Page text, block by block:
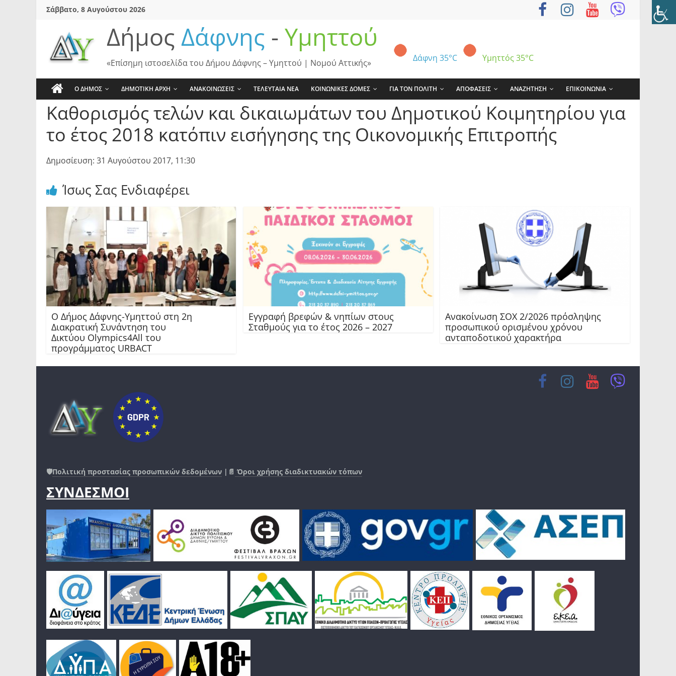
SkipΣάββατο, 8 Αυγούστου 2026
Δήμος Δάφνης - Υμηττού
Δάφνη 35°C Υμηττός 35°C
«Επίσημη ιστοσελίδα του Δήμου Δάφνης – Υμηττού | Νομού Αττικής»
Ο ΔΗΜΟΣ ΔΗΜΟΤΙΚΗ ΑΡΧΗ ΑΝΑΚΟΙΝΩΣΕΙΣ ΤΕΛΕΥΤΑΙΑ ΝΕΑ ΚΟΙΝΩΝΙΚΕΣ ΔΟΜΕΣ ΓΙΑ ΤΟΝ ΠΟΛΙΤΗ ΑΠΟΦΑΣΕΙΣ ΑΝΑΖΗΤΗΣΗ ΕΠΙΚΟΙΝΩΝΙΑ
Καθορισμός τελών και δικαιωμάτων του Δημοτικού Κοιμητηρίου για
το έτος 2018 κατόπιν εισήγησης της Οικονομικής Επιτροπής
Δημοσίευση: 31 Αυγούστου 2017, 11:30
Ίσως Σας Ενδιαφέρει
Ο Δήμος Δάφνης-Υμηττού στη 2η
Διακρατική Συνάντηση του
Δικτύου Olympics4All του
προγράμματος URBACT
Εγγραφή βρεφών & νηπίων στους
Σταθμούς για το έτος 2026 – 2027
Ανακοίνωση ΣΟΧ 2/2026 πρόσληψης
προσωπικού ορισμένου χρόνου
ανταποδοτικού χαρακτήρα
🛡️Πολιτική προστασίας προσωπικών δεδομένων |📄 Όροι χρήσης διαδικτυακών τόπων
ΣΥΝΔΕΣΜΟΙ